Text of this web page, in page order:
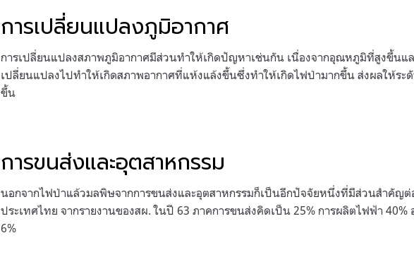
การเปลี่ยนแปลงภูมิอากาศ
การเปลี่ยนแปลงสภาพภูมิอากาศมีส่วนทำให้เกิดปัญหาเช่นกัน เนื่องจากอุณหภูมิที่สูงขึ้น
เปลี่ยนแปลงไปทำให้เกิดสภาพอากาศที่แห้งแล้งขึ้นซึ่งทำให้เกิดไฟป่ามากขึ้น ส่งผลให้ระดั
ขึ้น
การขนส่งและอุตสาหกรรม
นอกจากไฟป่าแล้วมลพิษจากการขนส่งและอุตสาหกรรมก็เป็นอีกปัจจัยหนึ่งที่มีส่วนสำคัญต่
ประเทศไทย จากรายงานของสผ. ในปี 63 ภาคการขนส่งคิดเป็น 25% การผลิตไฟฟ้า 40%
6%